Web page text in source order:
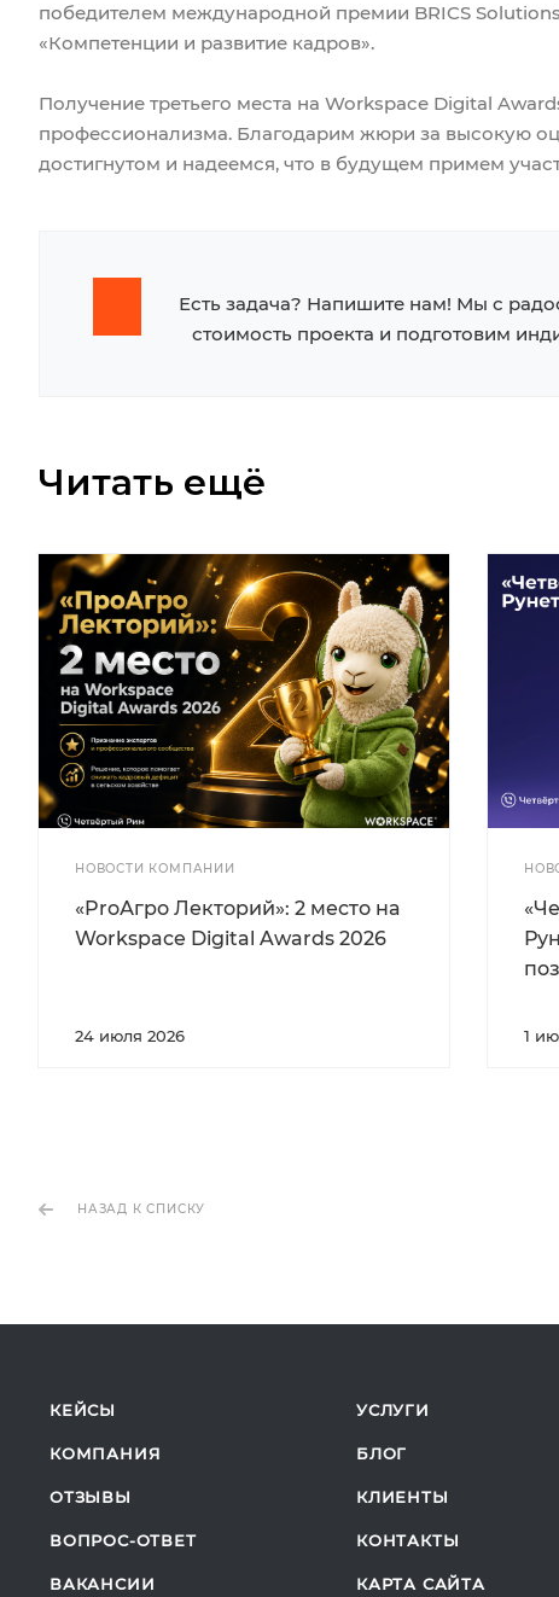
победителем международной премии BRICS
«Компетенции и развитие кадров».
Получение третьего места на Workspace Digital
профессионализма. Благодарим жюри за высокую
достигнутом и надеемся, что в будущем примем
Есть задача? Напишите нам! Мы с
стоимость проекта и подготовим
Читать ещё
НОВОСТИ КОМПАНИИ
«ProАгро Лекторий»: 2 место на
Workspace Digital Awards 2026
24 июля 2026 1
НАЗАД К СПИСКУ
КЕЙСЫ УСЛУГИ
КОМПАНИЯ БЛОГ
ОТЗЫВЫ КЛИЕНТЫ
ВОПРОС-ОТВЕТ КОНТАКТЫ
ВАКАНСИИ КАРТА САЙТА